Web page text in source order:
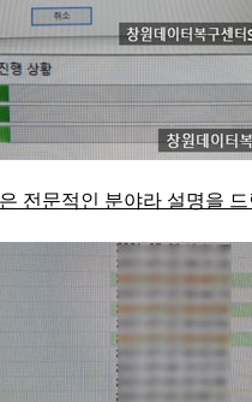
전문적인 분야라 설명을